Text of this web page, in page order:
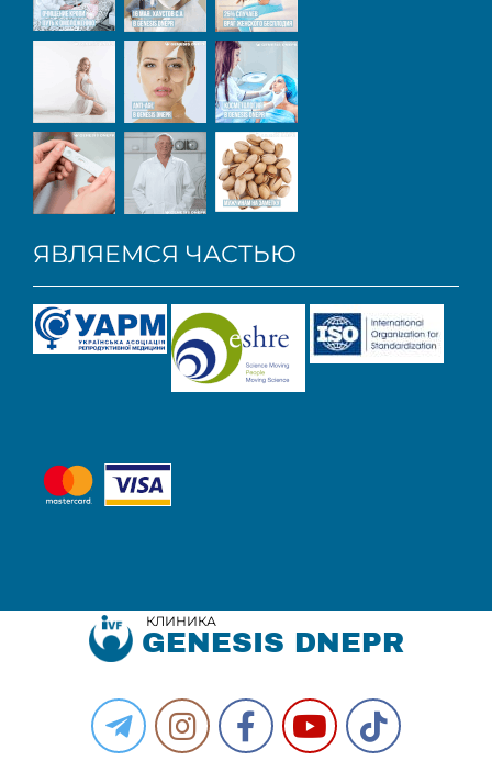
ЯВЛЯЕМСЯ ЧАСТЬЮ
КЛИНИКА
GENESIS DNEPR